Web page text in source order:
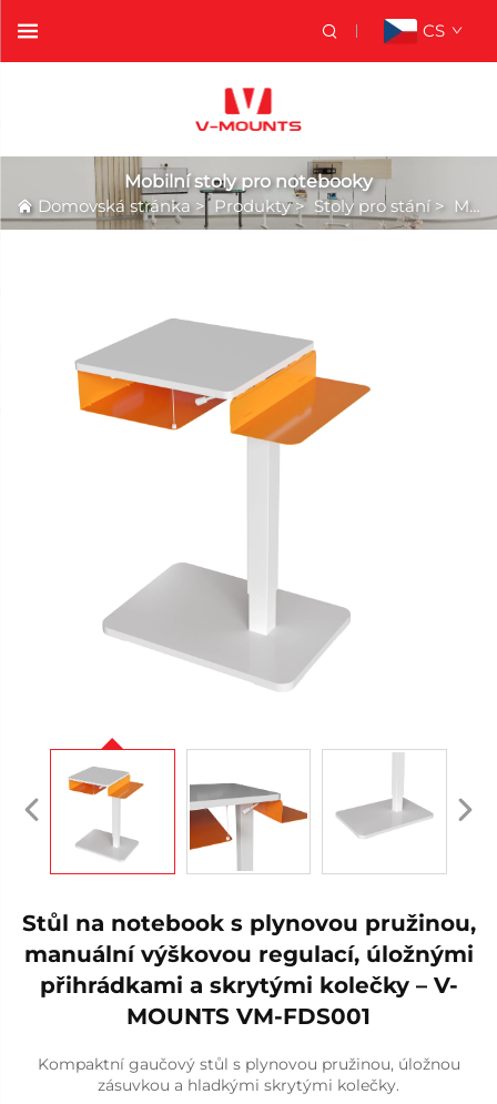
CS
Mobilní stoly pro notebooky
Domovská stránka> Produkty> Stoly pro stání > Mobilní stoly pro notebooky
Stůl na notebook s plynovou pružinou,
manuální výškovou regulací, úložnými
přihrádkami a skrytými kolečky – V-
MOUNTS VM-FDS001
Kompaktní gaučový stůl s plynovou pružinou, úložnou
zásuvkou a hladkými skrytými kolečky.